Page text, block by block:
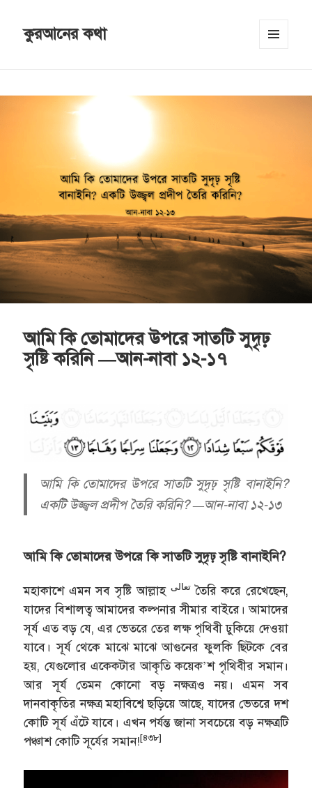
কুরআনের কথা
আমি কি তোমাদের উপরে সাতটি সুদৃঢ়
সৃষ্টি করিনি —আন-নাবা ১২-১৭
আমি কি তোমাদের উপরে সাতটি সুদৃঢ় সৃষ্টি বানাইনি?
একটি উজ্জ্বল প্রদীপ তৈরি করিনি? —আন-নাবা ১২-১৩
আমি কি তোমাদের উপরে কি সাতটি সুদৃঢ় সৃষ্টি বানাইনি?
মহাকাশে এমন সব সৃষ্টি আল্লাহ تعالىতৈরি করে রেখেছেন,
যাদের বিশালত্ব আমাদের কল্পনার সীমার বাইরে। আমাদের
সূর্য এত বড় যে, এর ভেতরে তের লক্ষ পৃথিবী ঢুকিয়ে দেওয়া
যাবে। সূর্য থেকে মাঝে মাঝে আগুনের ফুলকি ছিটকে বের
হয়, যেগুলোর একেকটার আকৃতি কয়েক’শ পৃথিবীর সমান।
আর সূর্য তেমন কোনো বড় নক্ষত্রও নয়। এমন সব
দানবাকৃতির নক্ষত্র মহাবিশ্বে ছড়িয়ে আছে, যাদের ভেতরে দশ
কোটি সূর্য এঁটে যাবে। এখন পর্যন্ত জানা সবচেয়ে বড় নক্ষত্রটি
পঞ্চাশ কোটি সূর্যের সমান![৪৩৮]